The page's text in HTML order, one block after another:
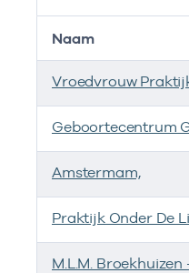
Naam
Vroedvrouw
Geboortecentrum
Amstermam,
Praktijk Onder De
M.L.M.